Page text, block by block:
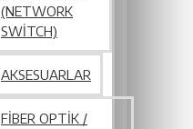
(NETWORK
SWITCH)
AKSESUARLAR
FIBER OPTIK /